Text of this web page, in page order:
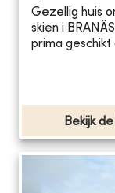
Gezellig huis
skien i
prima geschikt
Bekijk